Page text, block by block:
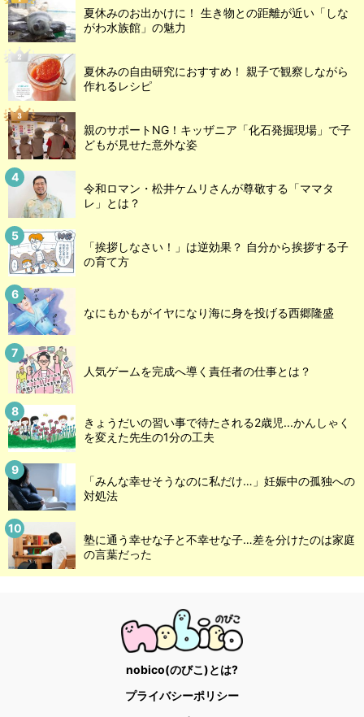
夏休みのお出かけに！ 生き物との距離が近い「しな
がわ水族館」の魅力
夏休みの自由研究におすすめ！ 親子で観察しながら
作れるレシピ
親のサポートNG！キッザニア「化石発掘現場」で子
どもが見せた意外な姿
令和ロマン・松井ケムリさんが尊敬する「ママタ
レ」とは？
「挨拶しなさい！」は逆効果？ 自分から挨拶する子
の育て方
なにもかもがイヤになり海に身を投げる西郷隆盛
人気ゲームを完成へ導く責任者の仕事とは？
きょうだいの習い事で待たされる2歳児...かんしゃく
を変えた先生の1分の工夫
「みんな幸せそうなのに私だけ…」妊娠中の孤独への
対処法
塾に通う幸せな子と不幸せな子…差を分けたのは家庭
の言葉だった
nobico(のびこ)とは?
プライバシーポリシー